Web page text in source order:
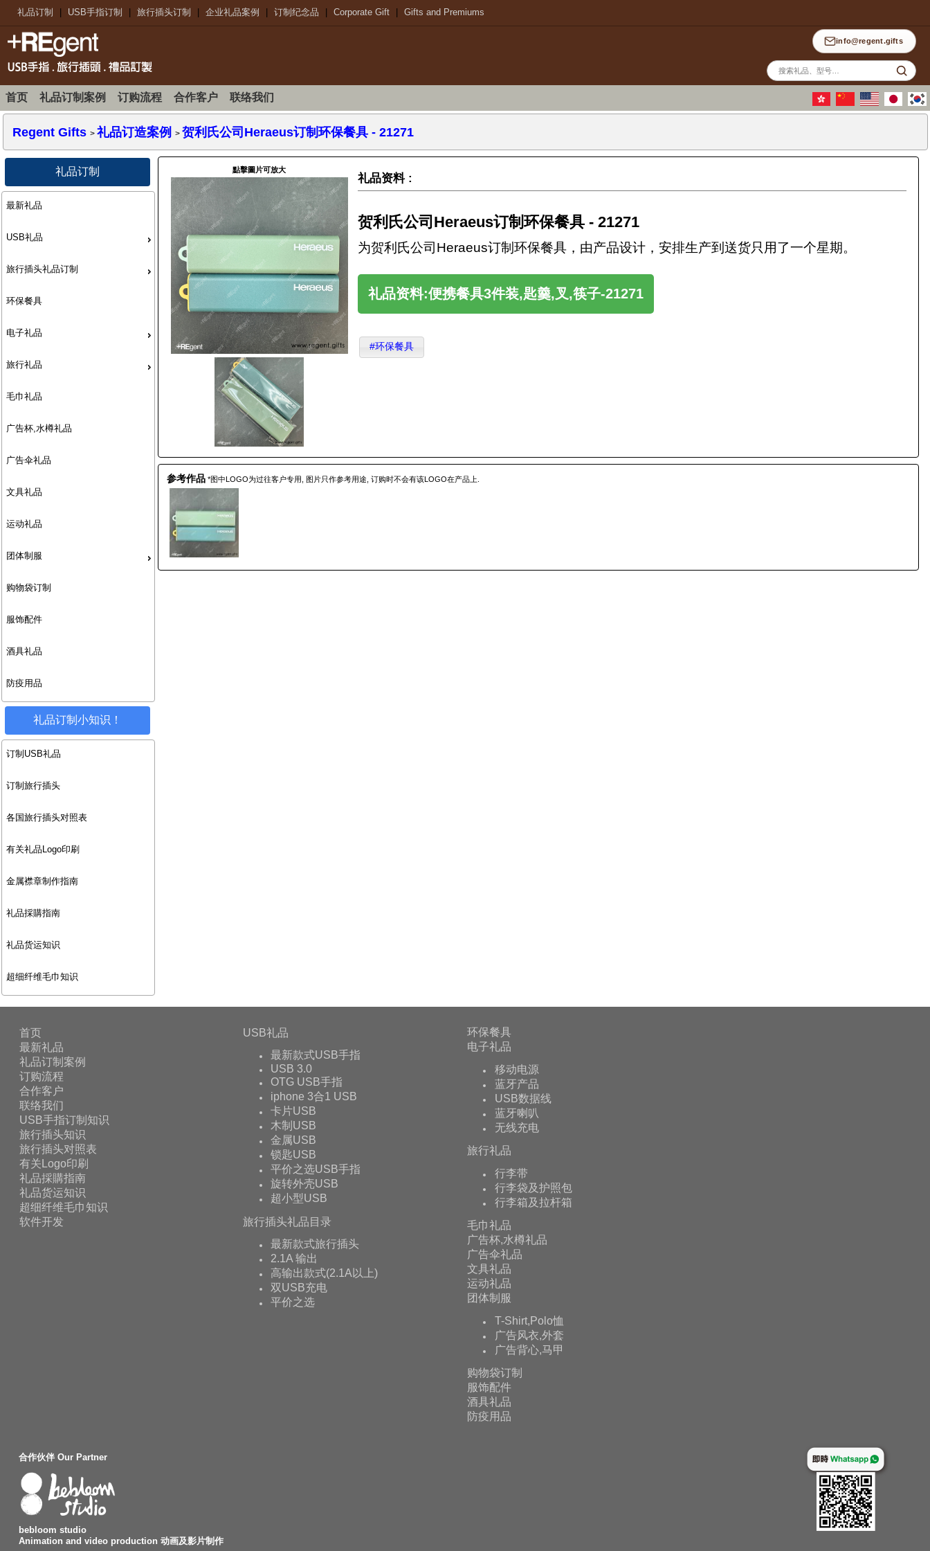
礼品订制 USB手指订制 旅行插头订制 企业礼品案例 订制纪念品 Corporate Gift Gifts and Premiums
info@regent.gifts
站
内
搜
索
首页 礼品订制案例 订购流程 合作客户 联络我们
Regent Gifts >礼品订造案例 >贺利氏公司Heraeus订制环保餐具 - 21271
礼品订制
最新礼品
USB礼品
旅行插头礼品订制
环保餐具
电子礼品
旅行礼品
毛巾礼品
广告杯,水樽礼品
广告伞礼品
文具礼品
运动礼品
团体制服
购物袋订制
服饰配件
酒具礼品
防疫用品
礼品订制小知识！
订制USB礼品
订制旅行插头
各国旅行插头对照表
有关礼品Logo印刷
金属襟章制作指南
礼品採購指南
礼品货运知识
超细纤维毛巾知识
點擊圖片可放大
礼品资料 :
贺利氏公司Heraeus订制环保餐具 - 21271
为贺利氏公司Heraeus订制环保餐具，由产品设计，安排生产到送货只用了一个星期。
礼品资料:便携餐具3件装,匙羹,叉,筷子-21271
#环保餐具
参考作品 *图中LOGO为过往客户专用, 图片只作参考用途, 订购时不会有该LOGO在产品上.
首页
最新礼品
礼品订制案例
订购流程
合作客户
联络我们
USB手指订制知识
旅行插头知识
旅行插头对照表
有关Logo印刷
礼品採購指南
礼品货运知识
超细纤维毛巾知识
软件开发
USB礼品
最新款式USB手指
USB 3.0
OTG USB手指
iphone 3合1 USB
卡片USB
木制USB
金属USB
锁匙USB
平价之选USB手指
旋转外壳USB
超小型USB
旅行插头礼品目录
最新款式旅行插头
2.1A 输出
高输出款式(2.1A以上)
双USB充电
平价之选
环保餐具
电子礼品
移动电源
蓝牙产品
USB数据线
蓝牙喇叭
无线充电
旅行礼品
行李带
行李袋及护照包
行李箱及拉杆箱
毛巾礼品
广告杯,水樽礼品
广告伞礼品
文具礼品
运动礼品
团体制服
T-Shirt,Polo恤
广告风衣,外套
广告背心,马甲
购物袋订制
服饰配件
酒具礼品
防疫用品
合作伙伴 Our Partner
bebloom studio
Animation and video production 动画及影片制作